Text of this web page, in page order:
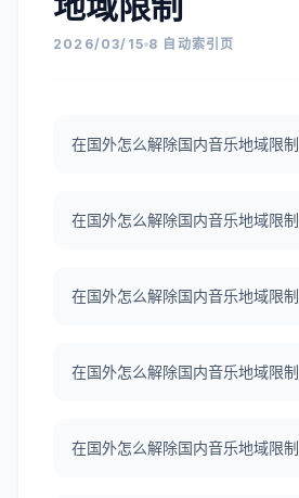
2026/03/15 8 自动索引页
在国外怎么解除国内音乐地域限制
在国外怎么解除国内音乐地域限制
在国外怎么解除国内音乐地域限制
在国外怎么解除国内音乐地域限制
在国外怎么解除国内音乐地域限制